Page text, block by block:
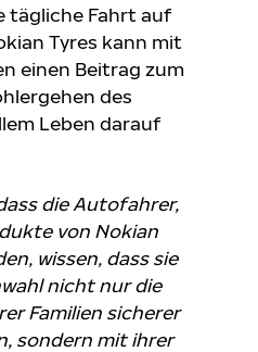
tägliche Fahrt auf
Tyres kann mit
einen Beitrag zum
des
Leben darauf
die Autofahrer,
von Nokian
wissen, dass sie
nicht nur die
Familien sicherer
sondern mit ihrer